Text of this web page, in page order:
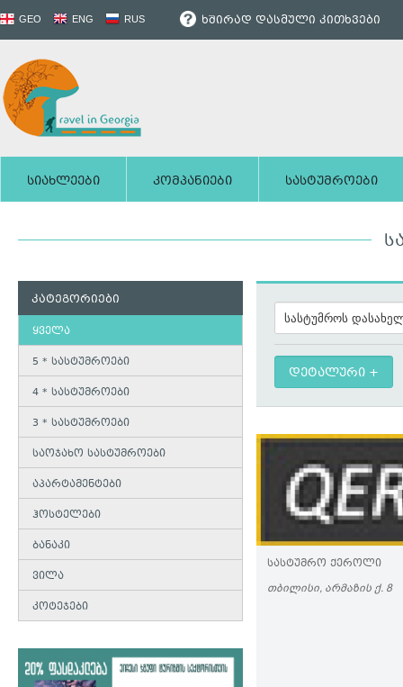
GEO ENG RUS ხშირად დასმული კითხვები
სიახლეები კომპანიები სასტუმროები
კატეგორიები
ყველა
5 * სასტუმროები
4 * სასტუმროები
3 * სასტუმროები
საოჯახო სასტუმროები
აპარტამენტები
ჰოსტელები
ბანაკი
ვილა
კოტეჯები
დეტალური
ᲡᲐᲡᲢᲣᲛᲠᲝ ᲥᲔᲠᲝᲚᲘ
ᲗᲑᲘᲚᲘᲡᲘ, ᲐᲠᲛᲐᲖᲘᲡ Ქ. 8